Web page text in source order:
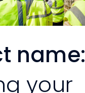
name:
your